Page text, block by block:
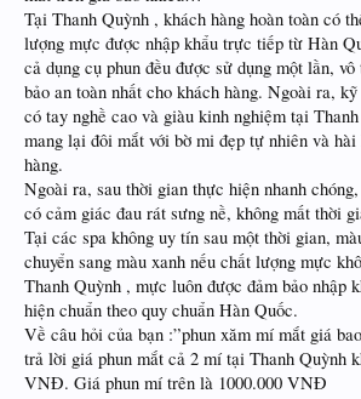
Tại Thanh Quỳnh , khách hàng hoàn toàn có
lượng mực được nhập khẩu trực tiếp từ Hàn
cả dụng cụ phun đều được sử dụng một lần,
bảo an toàn nhất cho khách hàng. Ngoài ra,
có tay nghề cao và giàu kinh nghiệm tại
mang lại đôi mắt với bờ mi đẹp tự nhiên và
hàng.
Ngoài ra, sau thời gian thực hiện nhanh
có cảm giác đau rát sưng nề, không mất thời
Tại các spa không uy tín sau một thời gian,
chuyển sang màu xanh nếu chất lượng mực
Thanh Quỳnh , mực luôn được đảm bảo nhập
hiện chuẩn theo quy chuẩn Hàn Quốc.
Về câu hỏi của bạn :”phun xăm mí mắt giá
trả lời giá phun mắt cả 2 mí tại Thanh Quỳnh
VNĐ. Giá phun mí trên là 1000.000 VNĐ